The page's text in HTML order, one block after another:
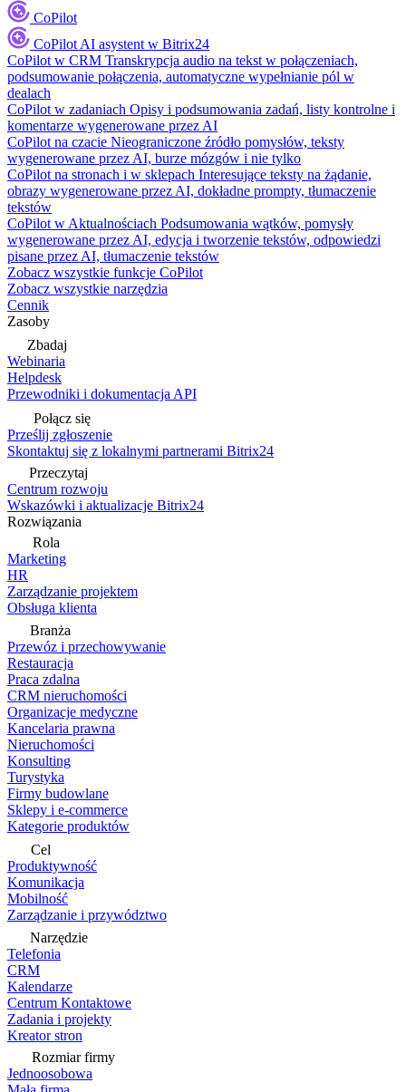
CoPilot
CoPilot AI asystent w Bitrix24
CoPilot w CRM Transkrypcja audio na tekst w połączeniach,
podsumowanie połączenia, automatyczne wypełnianie pól w
dealach
CoPilot w zadaniach Opisy i podsumowania zadań, listy kontrolne i
komentarze wygenerowane przez AI
CoPilot na czacie Nieograniczone źródło pomysłów, teksty
wygenerowane przez AI, burze mózgów i nie tylko
CoPilot na stronach i w sklepach Interesujące teksty na żądanie,
obrazy wygenerowane przez AI, dokładne prompty, tłumaczenie
tekstów
CoPilot w Aktualnościach Podsumowania wątków, pomysły
wygenerowane przez AI, edycja i tworzenie tekstów, odpowiedzi
pisane przez AI, tłumaczenie tekstów
Zobacz wszystkie funkcje CoPilot
Zobacz wszystkie narzędzia
Cennik
Zasoby
Zbadaj
Webinaria
Helpdesk
Przewodniki i dokumentacja API
Połącz się
Prześlij zgłoszenie
Skontaktuj się z lokalnymi partnerami Bitrix24
Przeczytaj
Centrum rozwoju
Wskazówki i aktualizacje Bitrix24
Rozwiązania
Rola
Marketing
HR
Zarządzanie projektem
Obsługa klienta
Branża
Przewóz i przechowywanie
Restauracja
Praca zdalna
CRM nieruchomości
Organizacje medyczne
Kancelaria prawna
Nieruchomości
Konsulting
Turystyka
Firmy budowlane
Sklepy i e-commerce
Kategorie produktów
Cel
Produktywność
Komunikacja
Mobilność
Zarządzanie i przywództwo
Narzędzie
Telefonia
CRM
Kalendarze
Centrum Kontaktowe
Zadania i projekty
Kreator stron
Rozmiar firmy
Jednoosobowa